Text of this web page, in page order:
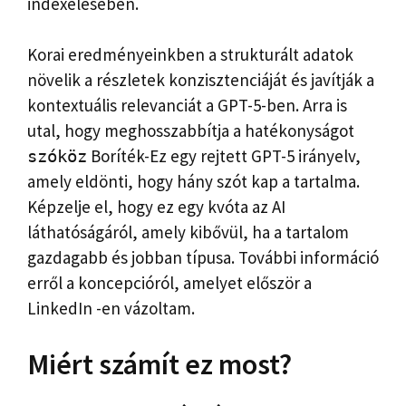
Korai eredményeinkben a strukturált adatok
növelik a részletek konzisztenciáját és javítják a
kontextuális relevanciát a GPT-5-ben. Arra is
utal, hogy meghosszabbítja a hatékonyságot
szóköz Boríték-Ez egy rejtett GPT-5 irányelv,
amely eldönti, hogy hány szót kap a tartalma.
Képzelje el, hogy ez egy kvóta az AI
láthatóságáról, amely kibővül, ha a tartalom
gazdagabb és jobban típusa. További információ
erről a koncepcióról, amelyet először a
LinkedIn -en vázoltam.
Miért számít ez most?